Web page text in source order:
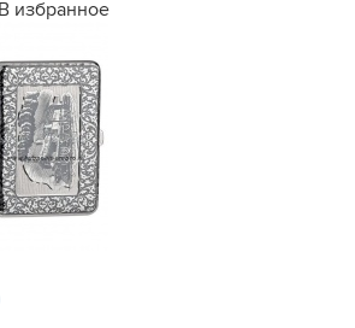
В избранное